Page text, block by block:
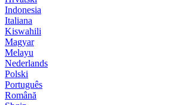
Indonesia
Italiana
Kiswahili
Magyar
Melayu
Nederlands
Polski
Português
Română